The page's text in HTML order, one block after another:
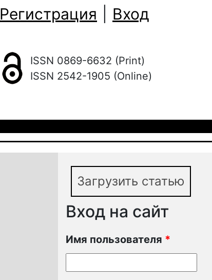
Регистрация
Вход
ISSN 0869-6632 (Print)
ISSN 2542-1905 (Online)
Загрузить статью
Вход на сайт
Имя пользователя *